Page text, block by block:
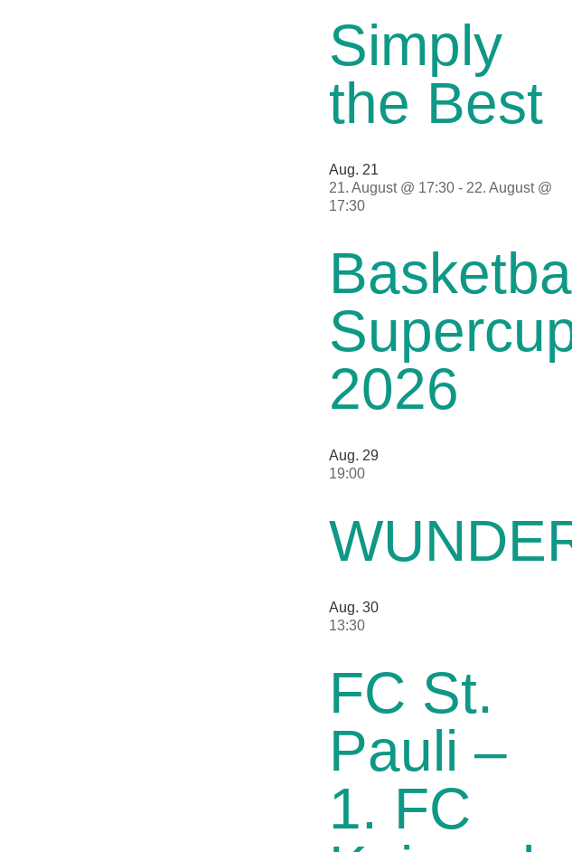
Simply
the Best
Aug.21
21. August @ 17:30 -22. August @
17:30
2026
Aug.29
19:00
Aug.30
13:30
FC St.
Pauli –
1. FC